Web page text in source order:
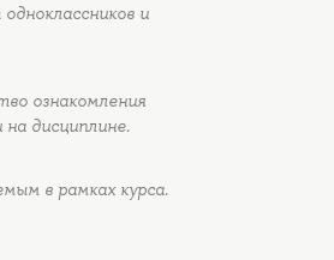
и
ознакомления
дисциплине.
в рамках курса.